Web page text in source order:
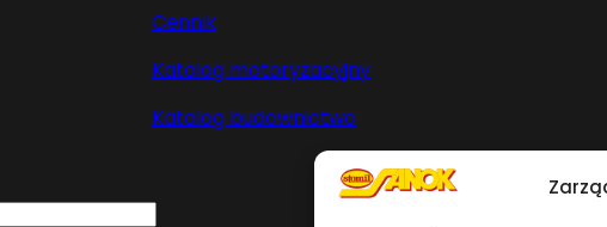
Cennik
Katalog motoryzacyjny
Katalog budownictwo